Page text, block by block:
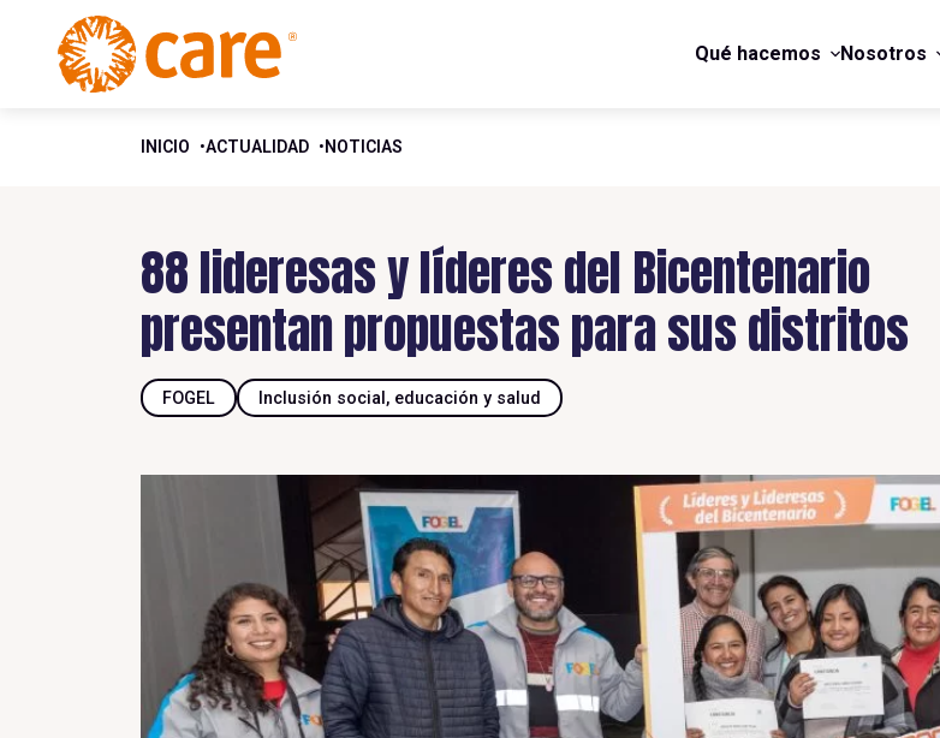
Qué hacemos Nosotros
INICIO ACTUALIDAD NOTICIAS
88 lideresas y líderes del Bicentenario
presentan propuestas para sus distritos
FOGEL Inclusión social, educación y salud